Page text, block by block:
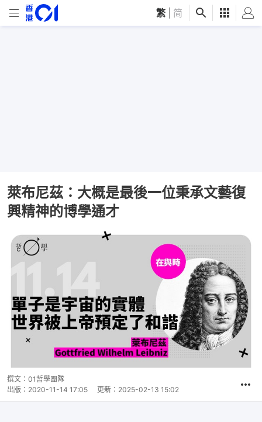
繁 简
萊布尼茲：大概是最後一位秉承文藝復
興精神的博學通才
撰文： 01哲學團隊
出版： 2020-11-14 17:05 更新： 2025-02-13 15:02